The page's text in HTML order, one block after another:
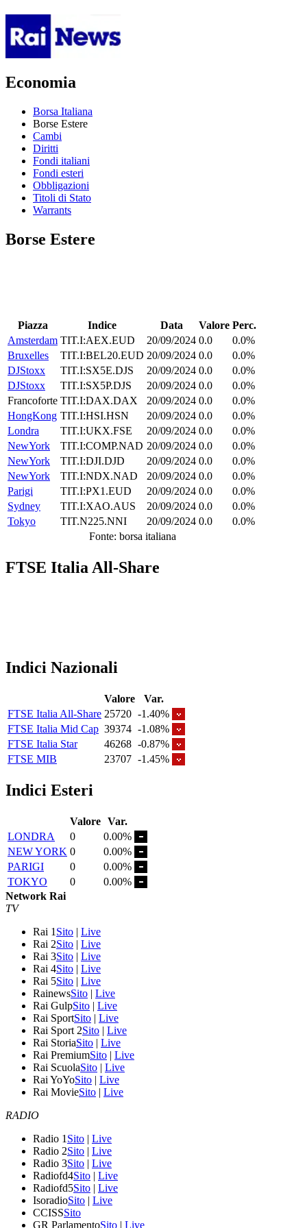
Economia
Borsa Italiana
Borse Estere
Cambi
Diritti
Fondi italiani
Fondi esteri
Obbligazioni
Titoli di Stato
Warrants
Borse Estere
Piazza Indice Data Valore Perc.
Amsterdam TIT.I:AEX.EUD 20/09/2024 0.0
0.0%
Bruxelles
TIT.I:BEL20.EUD 20/09/2024 0.0
0.0%
DJStoxx
TIT.I:SX5E.DJS 20/09/2024 0.0
0.0%
DJStoxx
TIT.I:SX5P.DJS 20/09/2024 0.0
0.0%
Francoforte TIT.I:DAX.DAX 20/09/2024 0.0
0.0%
HongKong TIT.I:HSI.HSN 20/09/2024 0.0
0.0%
Londra
TIT.I:UKX.FSE 20/09/2024 0.0
0.0%
NewYork
TIT.I:COMP.NAD 20/09/2024 0.0
0.0%
NewYork
TIT.I:DJI.DJD 20/09/2024 0.0
0.0%
NewYork
TIT.I:NDX.NAD 20/09/2024 0.0
0.0%
Parigi
TIT.I:PX1.EUD 20/09/2024 0.0
0.0%
Sydney
TIT.I:XAO.AUS 20/09/2024 0.0
0.0%
Tokyo
TIT.N225.NNI 20/09/2024 0.0
0.0%
Fonte: borsa italiana
FTSE Italia All-Share
Indici Nazionali
Valore
Var.
FTSE Italia All-Share 25720 -1.40%
FTSE Italia Mid Cap 39374 -1.08%
FTSE Italia Star
46268 -0.87%
FTSE MIB
23707 -1.45%
Indici Esteri
Valore Var.
LONDRA
0
0.00%
NEW YORK 0
0.00%
PARIGI
0
0.00%
TOKYO
0
0.00%
Network Rai
TV
Rai 1 Sito | Live
Rai 2Sito | Live
Rai 3Sito | Live
Rai 4Sito | Live
Rai 5Sito | Live
RainewsSito | Live
Rai GulpSito | Live
Rai SportSito | Live
Rai Sport 2Sito | Live
Rai StoriaSito | Live
Rai PremiumSito | Live
Rai ScuolaSito | Live
Rai YoYoSito | Live
Rai MovieSito | Live
RADIO
Radio 1 Sito | Live
Radio 2Sito | Live
Radio 3Sito | Live
Radiofd4Sito | Live
Radiofd5Sito | Live
IsoradioSito | Live
CCISSSito
GR ParlamentoSito | Live